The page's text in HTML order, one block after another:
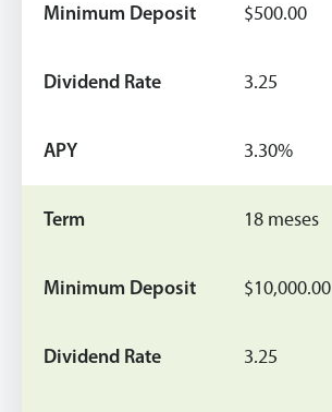
$500.00
3.25
3.30%
18 meses
$10,000.00
3.25